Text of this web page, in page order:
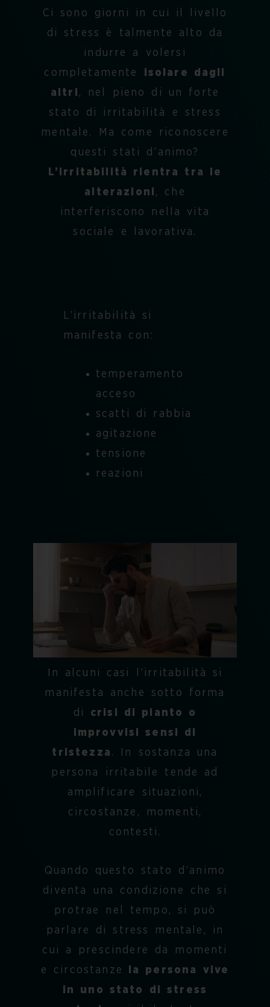
Ci sono giorni in cui il livello
di stress è talmente alto da
indurre a volersi
completamente
isolare dagli
altri , nel pieno di un forte
stato di irritabilità e stress
mentale. Ma come riconoscere
questi stati d’animo?
L’irritabilità rientra tra le
alterazioni , che
interferiscono nella vita
sociale e lavorativa.
L’irritabilità si
manifesta con:
temperamento
acceso
scatti di rabbia
agitazione
tensione
reazioni
In alcuni casi l’irritabilità si
manifesta anche sotto forma
di crisi di pianto o
improvvisi sensi di
tristezza . In sostanza una
persona irritabile tende ad
amplificare situazioni,
circostanze, momenti,
contesti.
Quando questo stato d’animo
diventa una condizione che si
protrae nel tempo, si può
parlare di stress mentale, in
cui a prescindere da momenti
e circostanze
la persona vive
in uno stato di stress